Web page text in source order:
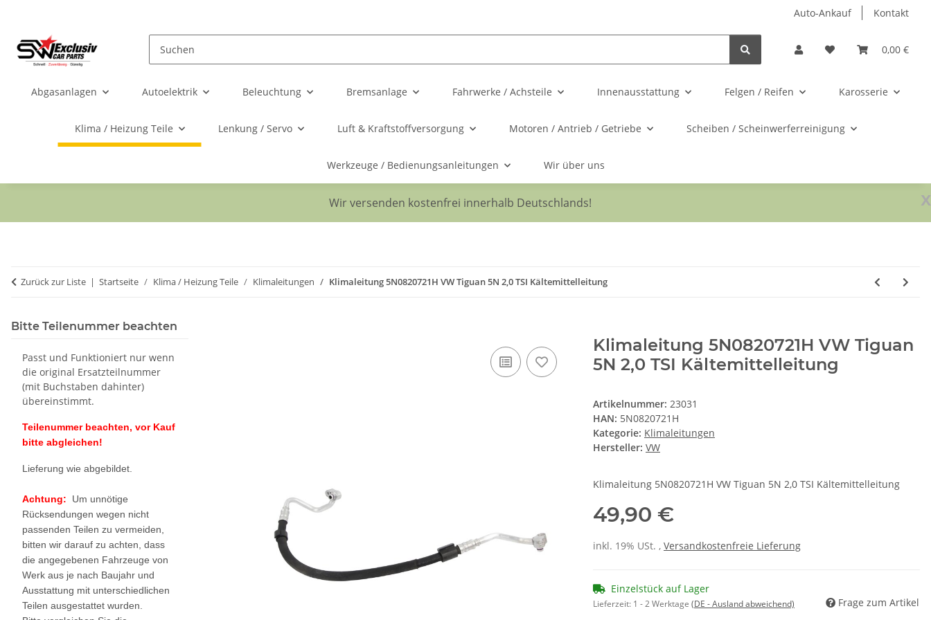
Auto-Ankauf Kontakt
0,00 €
Abgasanlagen Autoelektrik Beleuchtung Bremsanlage Fahrwerke / Achsteile Innenausstattung Felgen / Reifen Karosserie
Klima / Heizung Teile Lenkung / Servo Luft & Kraftstoffversorgung Motoren / Antrieb / Getriebe Scheiben / Scheinwerferreinigung
Werkzeuge / Bedienungsanleitungen Wir über uns
x
Wir versenden kostenfrei innerhalb Deutschlands!
Zurück zur Liste Startseite Klima / Heizung Teile Klimaleitungen Klimaleitung 5N0820721H VW Tiguan 5N 2,0 TSI Kältemittelleitung
Klimaleitung 5N0820721H VW Tiguan
5N 2,0 TSI Kältemittelleitung
Artikelnummer: 23031
HAN: 5N0820721H
Kategorie: Klimaleitungen
Hersteller: VW
Klimaleitung 5N0820721H VW Tiguan 5N 2,0 TSI Kältemittelleitung
49,90 €
inkl. 19% USt. , Versandkostenfreie Lieferung
Einzelstück auf Lager
Lieferzeit: 1 - 2 Werktage (DE - Ausland abweichend) Frage zum Artikel
Bitte Teilenummer beachten
Passt und Funktioniert nur wenn
die original Ersatzteilnummer
(mit Buchstaben dahinter)
übereinstimmt.
Teilenummer beachten, vor Kauf
bitte abgleichen!
Lieferung wie abgebildet.
Achtung: Um unnötige
Rücksendungen wegen nicht
passenden Teilen zu vermeiden,
bitten wir darauf zu achten, dass
die angegebenen Fahrzeuge von
Werk aus je nach Baujahr und
Ausstattung mit unterschiedlichen
Teilen ausgestattet wurden.